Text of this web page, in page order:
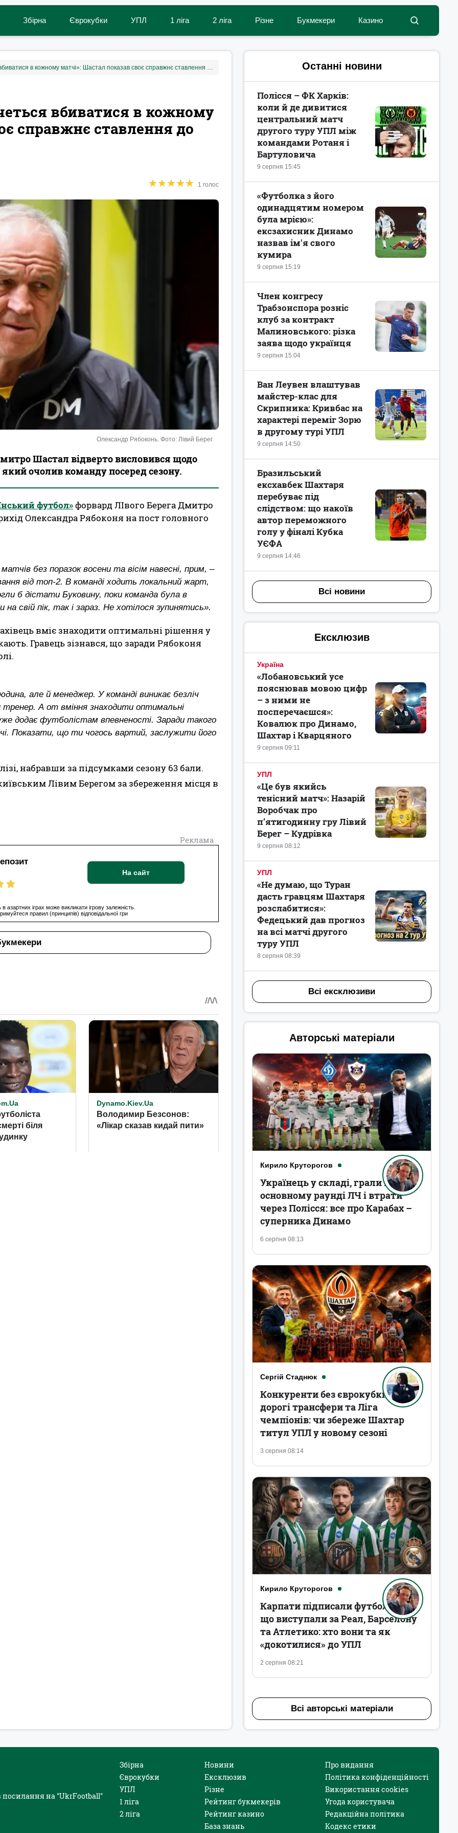
Збірна Єврокубки УПЛ 1 ліга 2 ліга Різне Букмекери Казино
«Заради такого тренера хочеться вбиватися в кожному матчі»: Шастал показав своє справжнє ставлення до Рябоконя
вбиватися в кожному
справжнє ставлення до
★★★★★
★★★★★ 1 голос
Олександр Рябоконь. Фото: Лівий Берег
Шастал відверто висловився щодо
очолив команду посеред сезону.
футбол»форвард ЛІвого Берега Дмитро
Олександра Рябоконя на пост головного
без поразок восени та вісім навесні, прим, –
від топ-2. В команді ходить локальний жарт,
б дістати Буковину, поки команда була в
свій пік, так і зараз. Не хотілося зупинятись».
вміє знаходити оптимальні рішення у
Гравець зізнався, що заради Рябоконя
але й менеджер. У команді виникає безліч
тренер. А от вміння знаходити оптимальні
додає футболістам впевненості. Заради такого
Показати, що ти чогось вартий, заслужити його
набравши за підсумками сезону 63 бали.
київським Лівим Берегом за збереження місця в
Реклама
На сайт
в азартних іграх може викликати ігрову залежність.
правил (принципів) відповідальної гри
Останні новини
9 серпня 15:45
Полісся – ФК Харків:
коли й де дивитися
центральний матч
другого туру УПЛ між
командами Ротаня і
Бартуловича
9 серпня 15:19
«Футболка з його
одинадцятим номером
була мрією»:
ексзахисник Динамо
назвав ім'я свого
кумира
9 серпня 15:04
Член конгресу
Трабзонспора розніс
клуб за контракт
Малиновського: різка
заява щодо українця
9 серпня 14:50
Ван Леувен влаштував
майстер-клас для
Скрипника: Кривбас на
характері переміг Зорю
в другому турі УПЛ
9 серпня 14:46
Бразильський
ексхавбек Шахтаря
перебуває під
слідством: що накоїв
автор переможного
голу у фіналі Кубка
УЄФА
Всі новини
Ексклюзив
Україна
9 серпня 09:11
«Лобановський усе
пояснював мовою цифр
– з ними не
посперечаєшся»:
Ковалюк про Динамо,
Шахтар і Кварцяного
УПЛ
9 серпня 08:12
«Це був якийсь
тенісний матч»: Назарій
Воробчак про
п’ятигодинну гру Лівий
Берег – Кудрівка
УПЛ
8 серпня 08:39
«Не думаю, що Туран
дасть гравцям Шахтаря
розслабитися»:
Федецький дав прогноз
на всі матчі другого
туру УПЛ
Всі ексклюзиви
Авторські матеріали
Кирило Круторогов
6 серпня 08:13
Українець у складі, грали в
основному раунді ЛЧ і втрати
через Полісся: все про Карабах –
суперника Динамо
Сергій Стаднюк
3 серпня 08:14
Конкуренти без єврокубків,
дорогі трансфери та Ліга
чемпіонів: чи збереже Шахтар
титул УПЛ у новому сезоні
Кирило Круторогов
2 серпня 08:21
Карпати підписали футболістів,
що виступали за Реал, Барселону
та Атлетико: хто вони та як
«докотилися» до УПЛ
Всі авторські матеріали
посилання на "UkrFootball"
Збірна
Єврокубки
УПЛ
1 ліга
2 ліга
Новини
Ексклюзив
Різне
Рейтинг букмекерів
Рейтинг казино
База знань
Про видання
Політика конфіденційності
Використання cookies
Угода користувача
Редакційна політика
Кодекс етики